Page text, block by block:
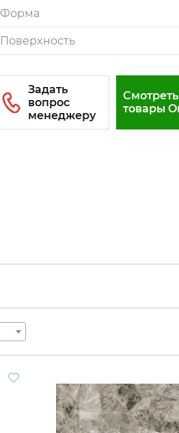
Форма
Поверxность
товары